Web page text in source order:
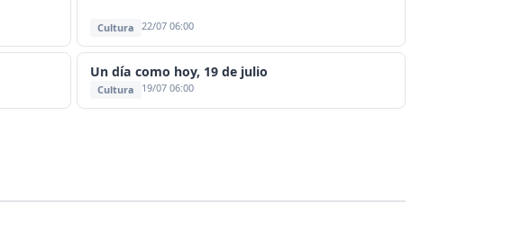
Cultura 22/07 06:00
Un día como hoy, 19 de julio
Cultura 19/07 06:00